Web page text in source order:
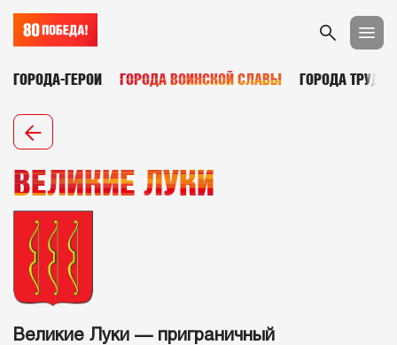
ГОРОДА-ГЕРОИ ГОРОДА ВОИНСКОЙ СЛАВЫ ГОРОДА
ВЕЛИКИЕ ЛУКИ
Великие Луки — приграничный